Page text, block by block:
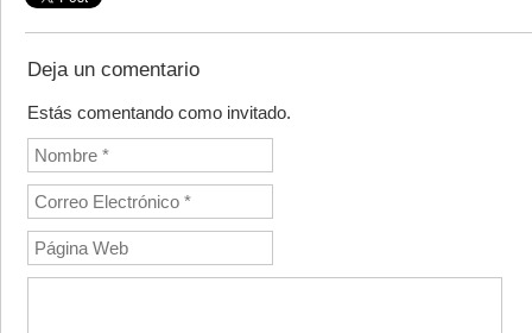
Deja un comentario
Estás comentando como invitado.